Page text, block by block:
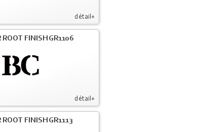
détail+
détail+
ROOT FINISH GR1106
ROOT FINISH GR1113